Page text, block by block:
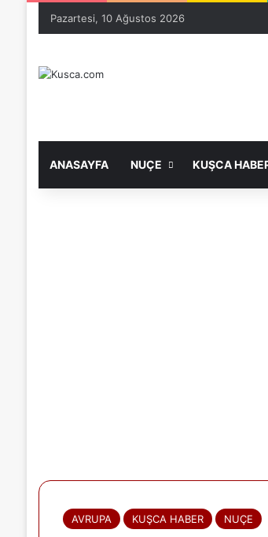
Pazartesi, 10 Ağustos 2026
ANASAYFA NUÇE KUŞCA
AVRUPA KUŞCA HABER NUÇE